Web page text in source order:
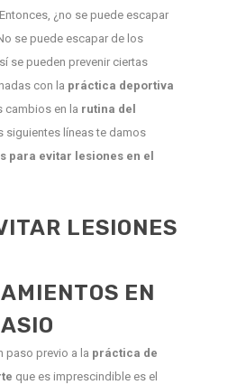
¿no se puede escapar
se puede escapar de los
se pueden prevenir ciertas
con la práctica deportiva
cambios en la rutina del
siguientes líneas te damos
para evitar lesiones en el
LESIONES
EN
paso previo a la práctica de
que es imprescindible es el